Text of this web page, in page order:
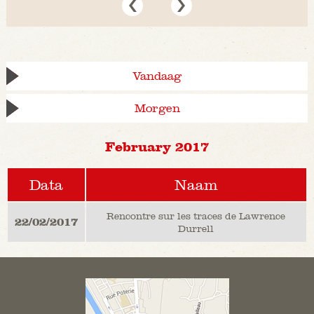
Vandaag
Morgen
February 2017
Data Naam
22/02/2017
Rencontre sur les traces de Lawrence
Durrell